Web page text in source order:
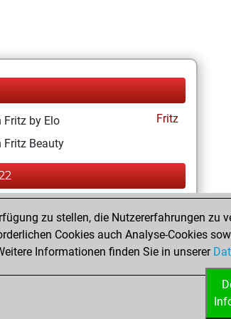
Fritz by Elo
Fritz
Fritz Beauty
1589
zu stellen, die Nutzererfahrungen zu
Cookies auch Analyse-Cookies
Informationen finden Sie in unserer